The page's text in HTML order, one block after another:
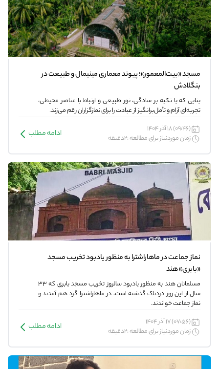
مسجد «بیت‌المعمور»؛ پیوند معماری مینیمال و طبیعت در
بنگلادش
بنایی که با تکیه بر سادگی، نور طبیعی و ارتباط با عناصر محیطی،
تجربه‌ای آرام و تأمل‌برانگیز از عبادت را برای نمازگزاران رقم می‌زند.
(09:46) 18 آذر 1404
زمان موردنیاز برای مطالعه :2دقیقه
ادامه مطلب
نماز جماعت در ماهاراشترا به منظور یادبود تخریب مسجد
«بابری» هند
مسلمانان هند به منظور یادبود سالروز تخریب مسجد بابری که ۳۳
سال از این روز دردناک گذشته است، در ماهاراشترا گرد هم آمدند و
نماز جماعت خواندند.
(07:56) 17 آذر 1404
زمان موردنیاز برای مطالعه :2دقیقه
ادامه مطلب